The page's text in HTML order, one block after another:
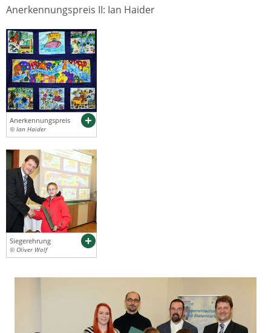
Anerkennungspreis II: Ian Haider
Anerkennungspreis
© Ian Haider
Siegerehrung
© Oliver Wolf